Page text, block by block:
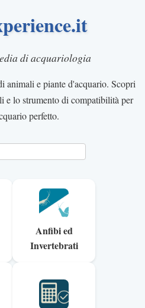
di acquariologia
animali e piante d'acquario. Scopri
e lo strumento di compatibilità per
perfetto.
Anfibi ed
Invertebrati